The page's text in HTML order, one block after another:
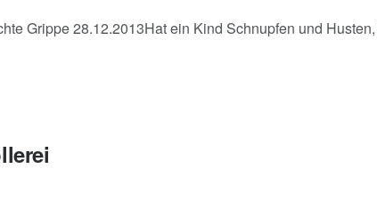
Grippe 28.12.2013Hat ein Kind Schnupfen und